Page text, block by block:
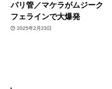
パリ管／マケラがムジーク
フェラインで大爆発
2025年2月23日